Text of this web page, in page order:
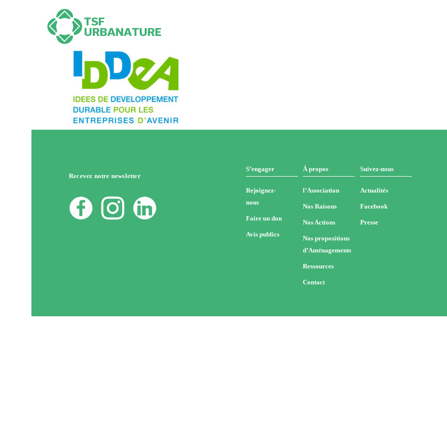
Recevez notre newsletter
S’engager
Rejoignez-
nous
Faire un don
Avis publics
À propos
l’Association
Nos Raisons
Nos Actions
Nos propositions
d’Aménagements
Ressources
Contact
Suivez-nous
Actualités
Facebook
Presse